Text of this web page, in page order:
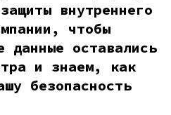
внутреннего
чтобы
данные оставались
и знаем, как
безопасность